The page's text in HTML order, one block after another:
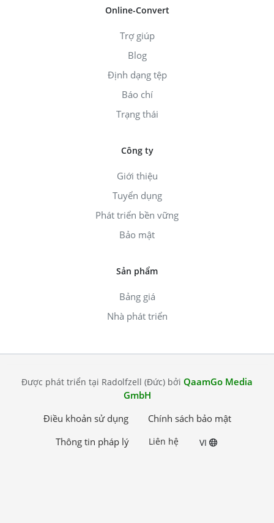
Online-Convert
Trợ giúp
Blog
Định dạng tệp
Báo chí
Trạng thái
Công ty
Giới thiệu
Tuyển dụng
Phát triển bền vững
Bảo mật
Sản phẩm
Bảng giá
Nhà phát triển
Được phát triển tại Radolfzell (Đức) bởi QaamGo Media
GmbH
Điều khoản sử dụng
Chính sách bảo mật
Thông tin pháp lý
Liên hệ VI